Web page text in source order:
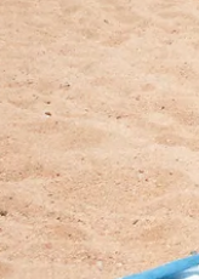
ウト